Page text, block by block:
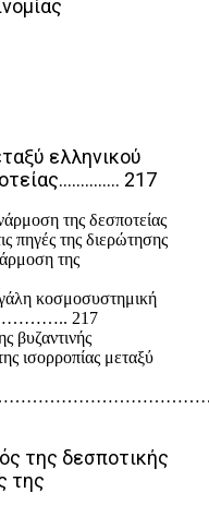
ελληνικού
217
της δεσποτείας
πηγές της διερώτησης
της
κοσμοσυστημική
217
βυζαντινής
ισορροπίας μεταξύ
της δεσποτικής
της